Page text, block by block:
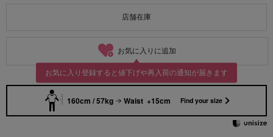
店舗在庫
お気に入りに追加
お気に入り登録すると値下げや再入荷の通知が届きます
160cm / 57kg Waist +15cm Find your size